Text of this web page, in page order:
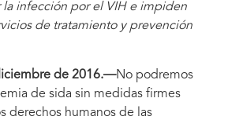
la infección por el VIH e impiden
de tratamiento y prevención
de 2016.—No podremos
de sida sin medidas firmes
derechos humanos de las